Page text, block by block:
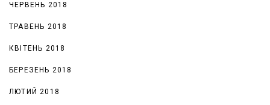
ЧЕРВЕНЬ 2018
ТРАВЕНЬ 2018
КВІТЕНЬ 2018
БЕРЕЗЕНЬ 2018
ЛЮТИЙ 2018